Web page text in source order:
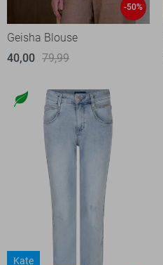
-50%
Geisha Blouse
40,00 79,99
Kate